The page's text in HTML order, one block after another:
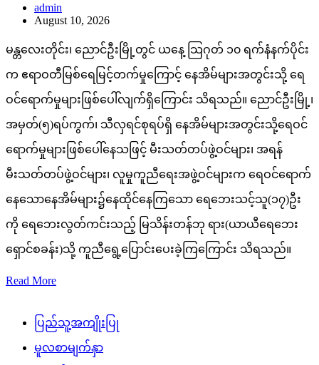
admin
August 10, 2026
မန္တလေးတိုင်း၊ ညောင်ဦးမြို့တွင် ယနေ့ သြဂုတ် ၁၀ ရက်နံနက်ပိုင်း
က ဧရာဝတီမြစ်ရေမြင့်တက်မှုကြောင့် နေအိမ်များအတွင်းသို့ ရေ
ဝင်ရောက်မှုများဖြစ်ပေါ်လျက်ရှိကြောင်း သိရသည်။ ညောင်ဦးမြို့၊
အမှတ်(၅)ရပ်ကွက်၊ သီလှရင်စုရပ်ရှိ နေအိမ်များအတွင်းသို့ရေဝင်
ရောက်မှုများဖြစ်ပေါ်နေသဖြင့် မီးသတ်တပ်ဖွဲ့ဝင်များ၊ အရန်
မီးသတ်တပ်ဖွဲ့ဝင်များ၊ လူမှုကူညီရေးအဖွဲ့ဝင်များက ရေဝင်ရောက်
နေသောနေအိမ်များ၌နေထိုင်နေကြသော ရေဘေးသင့်သူ(၁၇)ဦး
ကို ရေဘေးလွတ်ကင်းသည့် မြသိန်းတန်ဘု ရား(ယာယီရေဘေး
ရှောင်စခန်း)သို့ ကူညီရွေ့ပြောင်းပေးခဲ့ကြကြောင်း သိရသည်။
Read More
ပြည်သူ့အကျိုးပြု
မူလစာမျက်နှာ